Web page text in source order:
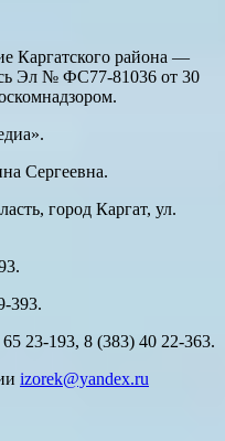
Каргатского района —
Эл № ФС77-81036 от 30
Сергеевна.
город Каргат, ул.
393.
23-193, 8 (383) 40 22-363.
izorek@yandex.ru